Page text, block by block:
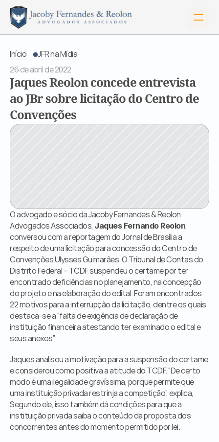
Serviços
Órgãos Públicos
Livraria
Mídia
Fale Conosco
Início
JFR na Mídia
26 de abril de 2022
Jaques Reolon concede entrevista
ao JBr sobre licitação do Centro de
Convenções
O advogado e sócio da Jacoby Fernandes & Reolon
Advogados Associados, Jaques Fernando Reolon,
conversou com a reportagem do Jornal de Brasília a
respeito de uma licitação para concessão do Centro de
Convenções Ulysses Guimarães. O Tribunal de Contas do
Distrito Federal – TCDF suspendeu o certame por ter
encontrado deficiências no planejamento, na concepção
do projeto e na elaboração do edital. Foram encontrados
22 motivos para a interrupção da licitação, dentre os quais
destaca-se a “falta de exigência de declaração de
instituição financeira atestando ter examinado o edital e
seus anexos”
Jaques analisou a motivação para a suspensão do certame
e considerou como positiva a atitude do TCDF. “De certo
modo é uma ilegalidade gravíssima, porque permite que
uma instituição privada restrinja a competição”, explica,
Segundo ele, isso também dá condições para que a
instituição privada saiba o conteúdo da proposta dos
concorrentes antes do momento permitido por lei.